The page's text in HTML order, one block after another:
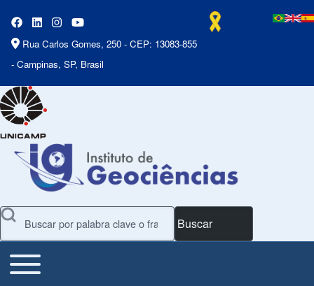
Rua Carlos Gomes, 250 - CEP: 13083-855
- Campinas, SP, Brasil
Buscar
Main Menu
Toggle main menu